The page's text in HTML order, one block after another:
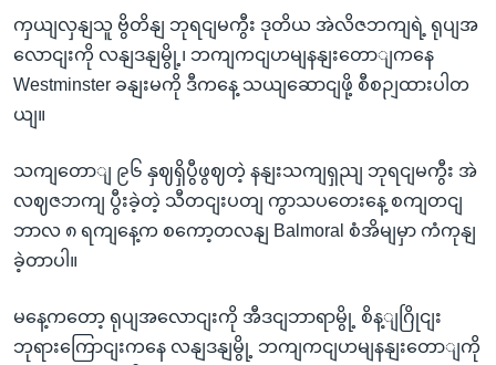
ကှယျလှနျသူ ဗွိတိနျ ဘုရငျမကွီး ဒုတိယ အဲလိဇဘကျရဲ့ ရုပျအ
လောငျးကို လနျဒနျမွို့၊ ဘကျကငျဟမျနနျးတောျကနေ
Westminster ခနျးမကို ဒီကနေ့ သယျဆောငျဖို့ စီစဉျထားပါတ
ယျ။
သကျတောျ ၉၆ နှဈရှိပွီဖွဈတဲ့ နနျးသကျရှညျ ဘုရငျမကွီး အဲ
လဈဇဘကျ ပွီးခဲ့တဲ့ သီတငျးပတျ ကွာသပတေးနေ့ စကျတငျ
ဘာလ ၈ ရကျနေ့က စကော့တလနျ Balmoral စံအိမျမှာ ကံကုနျ
ခဲ့တာပါ။
မနေ့ကတော့ ရုပျအလောငျးကို အီဒငျဘာရာမွို့ စိန့ျဂြိုငျး
ဘုရားကြောငျးကနေ လနျဒနျမွို့ ဘကျကငျဟမျနနျးတောျကို